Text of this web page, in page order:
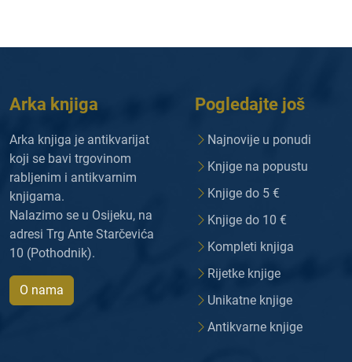
Arka knjiga
Arka knjiga je antikvarijat
koji se bavi trgovinom
rabljenim i antikvarnim
knjigama.
Nalazimo se u Osijeku, na
adresi Trg Ante Starčevića
10 (Pothodnik).
O nama
Pogledajte još
Najnovije u ponudi
Knjige na popustu
Knjige do 5 €
Knjige do 10 €
Kompleti knjiga
Rijetke knjige
Unikatne knjige
Antikvarne knjige